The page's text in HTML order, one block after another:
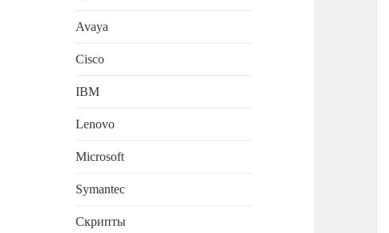
Avaya
Cisco
IBM
Lenovo
Microsoft
Symantec
Скрипты